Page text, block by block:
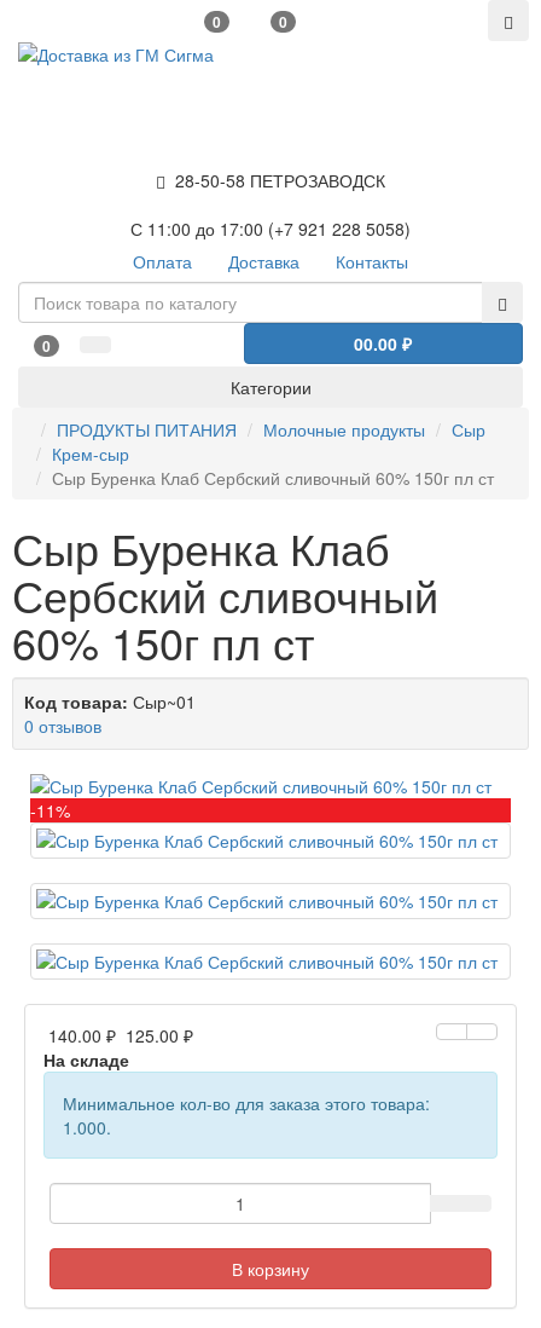
0 0
28-50-58 ПЕТРОЗАВОДСК
С 11:00 до 17:00 (+7 921 228 5058)
Оплата
Доставка Контакты
0 00.00 ₽
Категории
ПРОДУКТЫ ПИТАНИЯ
Молочные продукты
Сыр
Крем-сыр
Сыр Буренка Клаб Сербский сливочный 60% 150г пл ст
Сыр Буренка Клаб
Сербский сливочный
60% 150г пл ст
Код товара: Сыр~01
0 отзывов
-11%
140.00 ₽ 125.00 ₽
На складе
Минимальное кол-во для заказа этого товара:
1.000.
В корзину